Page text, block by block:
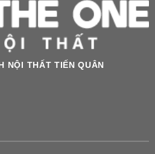
NỘI THẤT TIẾN QUÂN